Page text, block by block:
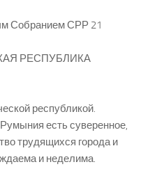
Собранием СРР 21
РЕСПУБЛИКА
республикой.
есть суверенное,
трудящихся города и
и неделима.